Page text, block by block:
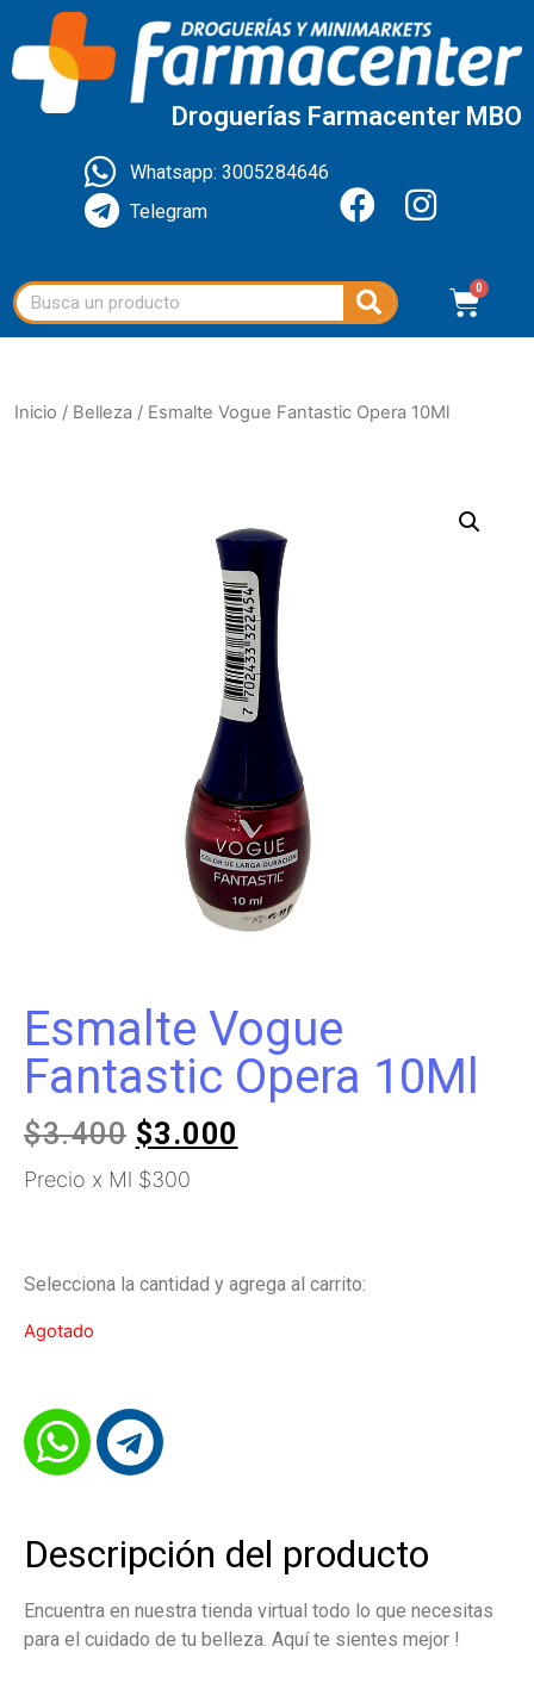
Droguerías Farmacenter MBO
Whatsapp: 3005284646
Telegram
Inicio / Belleza / Esmalte Vogue Fantastic Opera 10Ml
Esmalte Vogue
Fantastic Opera 10Ml
$3.400 $3.000
Precio x Ml $300
Selecciona la cantidad y agrega al carrito:
Agotado
Descripción del producto
Encuentra en nuestra tienda virtual todo lo que necesitas
para el cuidado de tu belleza. Aquí te sientes mejor !